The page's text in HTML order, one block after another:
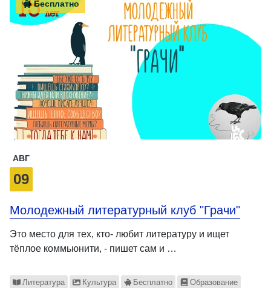
Бесплатно
АВГ
09
Молодежный литературный клуб "Грачи"
Это место для тех, кто- любит литературу и ищет
тёплое коммьюнити, - пишет сам и …
Литература Культура Бесплатно Образование